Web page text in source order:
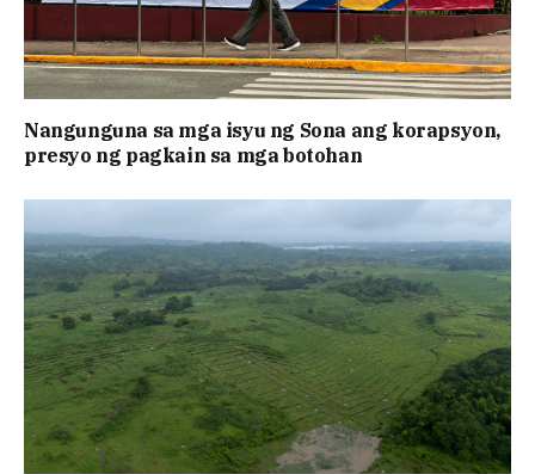
Nangunguna sa mga isyu ng Sona ang korapsyon,
presyo ng pagkain sa mga botohan